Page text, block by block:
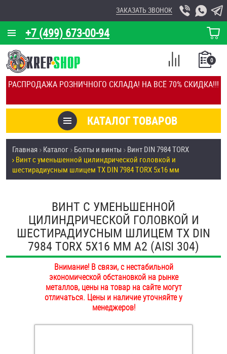
РАСПРОДАЖА РОЗНИЧНОГО СКЛАДА! НА ВСЁ 70% СКИДКА!!!
+7 (499) 673-00-94
ЗАКАЗАТЬ ЗВОНОК
КОРЗИНА
О КОМПАНИИ
КАЛЬКУЛЯТОР
ОТЗЫВЫ
УСЛУГИ
СКИДКИ
ПОКУПАТЕЛЯМ
ОПЛАТА И ДОСТАВКА
НАШИ МАГАЗИНЫ
КАТАЛОГ ТОВАРОВ
0
СПИСОК
СРАВНЕНИЕ
Товары со скидкой
Анкеры
Болты и винты
Втулки
Дюбели
Главная Каталог Болты и винты
Винт DIN 7984 TORX
Винт с уменьшенной цилиндрической головкой и
шестирадиусным шлицем TX DIN 7984 TORX 5х16 мм
ВИНТ С УМЕНЬШЕННОЙ
ЦИЛИНДРИЧЕСКОЙ ГОЛОВКОЙ И
ШЕСТИРАДИУСНЫМ ШЛИЦЕМ TX DIN
7984 TORX 5Х16 ММ А2 (AISI 304)
Внимание! В связи, с нестабильной
экономической обстановкой на рынке
металлов, цены на товар на сайте могут
отличаться. Цены и наличие уточняйте у
менеджеров!